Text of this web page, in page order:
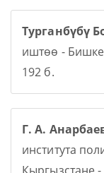
Турганбүбү
иштөө -
192 б.
Г. А.
института